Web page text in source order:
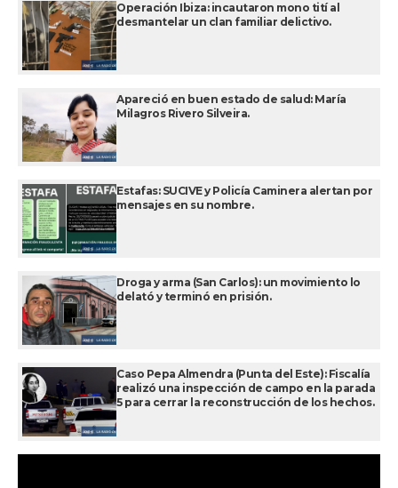
Operación Ibiza: incautaron mono tití al
desmantelar un clan familiar delictivo.
Apareció en buen estado de salud: María
Milagros Rivero Silveira.
Estafas: SUCIVE y Policía Caminera alertan por
mensajes en su nombre.
Droga y arma (San Carlos): un movimiento lo
delató y terminó en prisión.
Caso Pepa Almendra (Punta del Este): Fiscalía
realizó una inspección de campo en la parada
5 para cerrar la reconstrucción de los hechos.